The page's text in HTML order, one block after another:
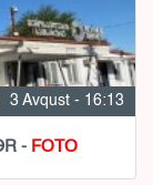
3 Avqust - 16:13
- FOTO